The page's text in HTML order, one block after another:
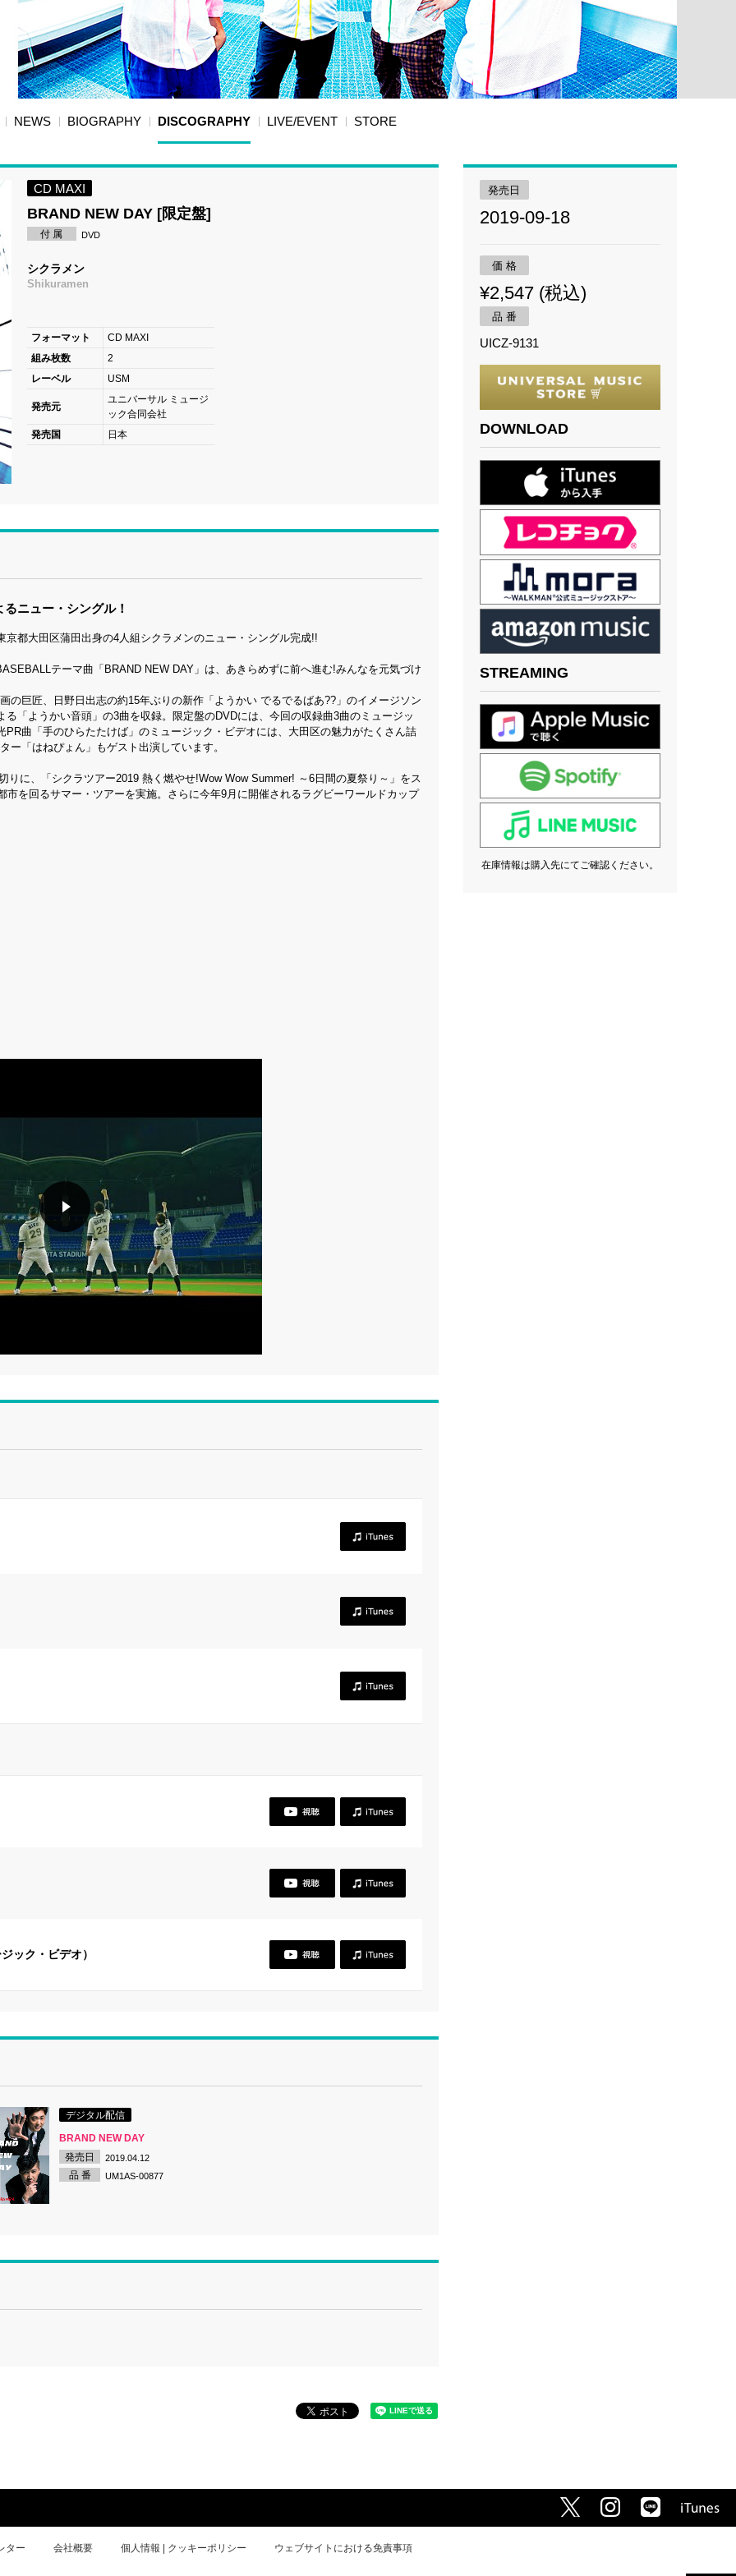
NEWS BIOGRAPHY DISCOGRAPHY LIVE/EVENT STORE
CD MAXI
BRAND NEW DAY [限定盤]
付 属 DVD
シクラメン
Shikuramen
フォーマット
CD MAXI
組み枚数
2
レーベル
USM
発売元
ユニバーサル ミュージ
ック合同会社
発売国
日本
ニュー・シングル！
都大田区蒲田出身の4人組シクラメンのニュー・シングル完成!!
テーマ曲「BRAND NEW DAY」は、あきらめずに前へ進む!みんなを元気づけ
の巨匠、日野日出志の約15年ぶりの新作「ようかい でるでるばあ??」のイメージソン
「ようかい音頭」の3曲を収録。限定盤のDVDには、今回の収録曲3曲のミュージッ
曲「手のひらたたけば」のミュージック・ビデオには、大田区の魅力がたくさん詰
ー「はねぴょん」もゲスト出演しています。
に、「シクラツアー2019 熱く燃やせ!Wow Wow Summer! ～6日間の夏祭り～」をス
を回るサマー・ツアーを実施。さらに今年9月に開催されるラグビーワールドカップ
ック・ビデオ）
デジタル配信
BRAND NEW DAY
発売日
2019.04.12
品 番 UM1AS-00877
発売日
2019-09-18
価 格
¥2,547 (税込)
品 番
UICZ-9131
DOWNLOAD
STREAMING
在庫情報は購入先にてご確認ください。
ター 会社概要 個人情報 | クッキーポリシー ウェブサイトにおける免責事項